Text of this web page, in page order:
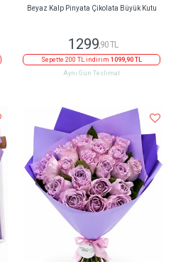
Beyaz Kalp Pinyata Çikolata Büyük Kutu
1299 ,90 TL
Sepette 200 TL indirim 1099,90 TL
Aynı Gün Teslimat